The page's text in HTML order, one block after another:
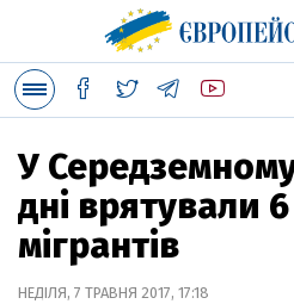
У
дні врятували
мігрантів
НЕДІЛЯ, 7 ТРАВНЯ 2017, 17:18